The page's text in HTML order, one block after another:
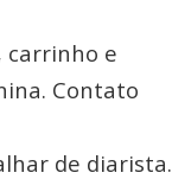
carrinho e
Contato
de diarista.